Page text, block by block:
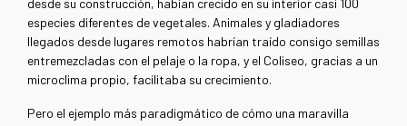
especies diferentes de vegetales. Animales y gladiadores
llegados desde lugares remotos habrían traído consigo semillas
entremezcladas con el pelaje o la ropa, y el Coliseo, gracias a un
microclima propio, facilitaba su crecimiento.
Pero el ejemplo más paradigmático de cómo una maravilla